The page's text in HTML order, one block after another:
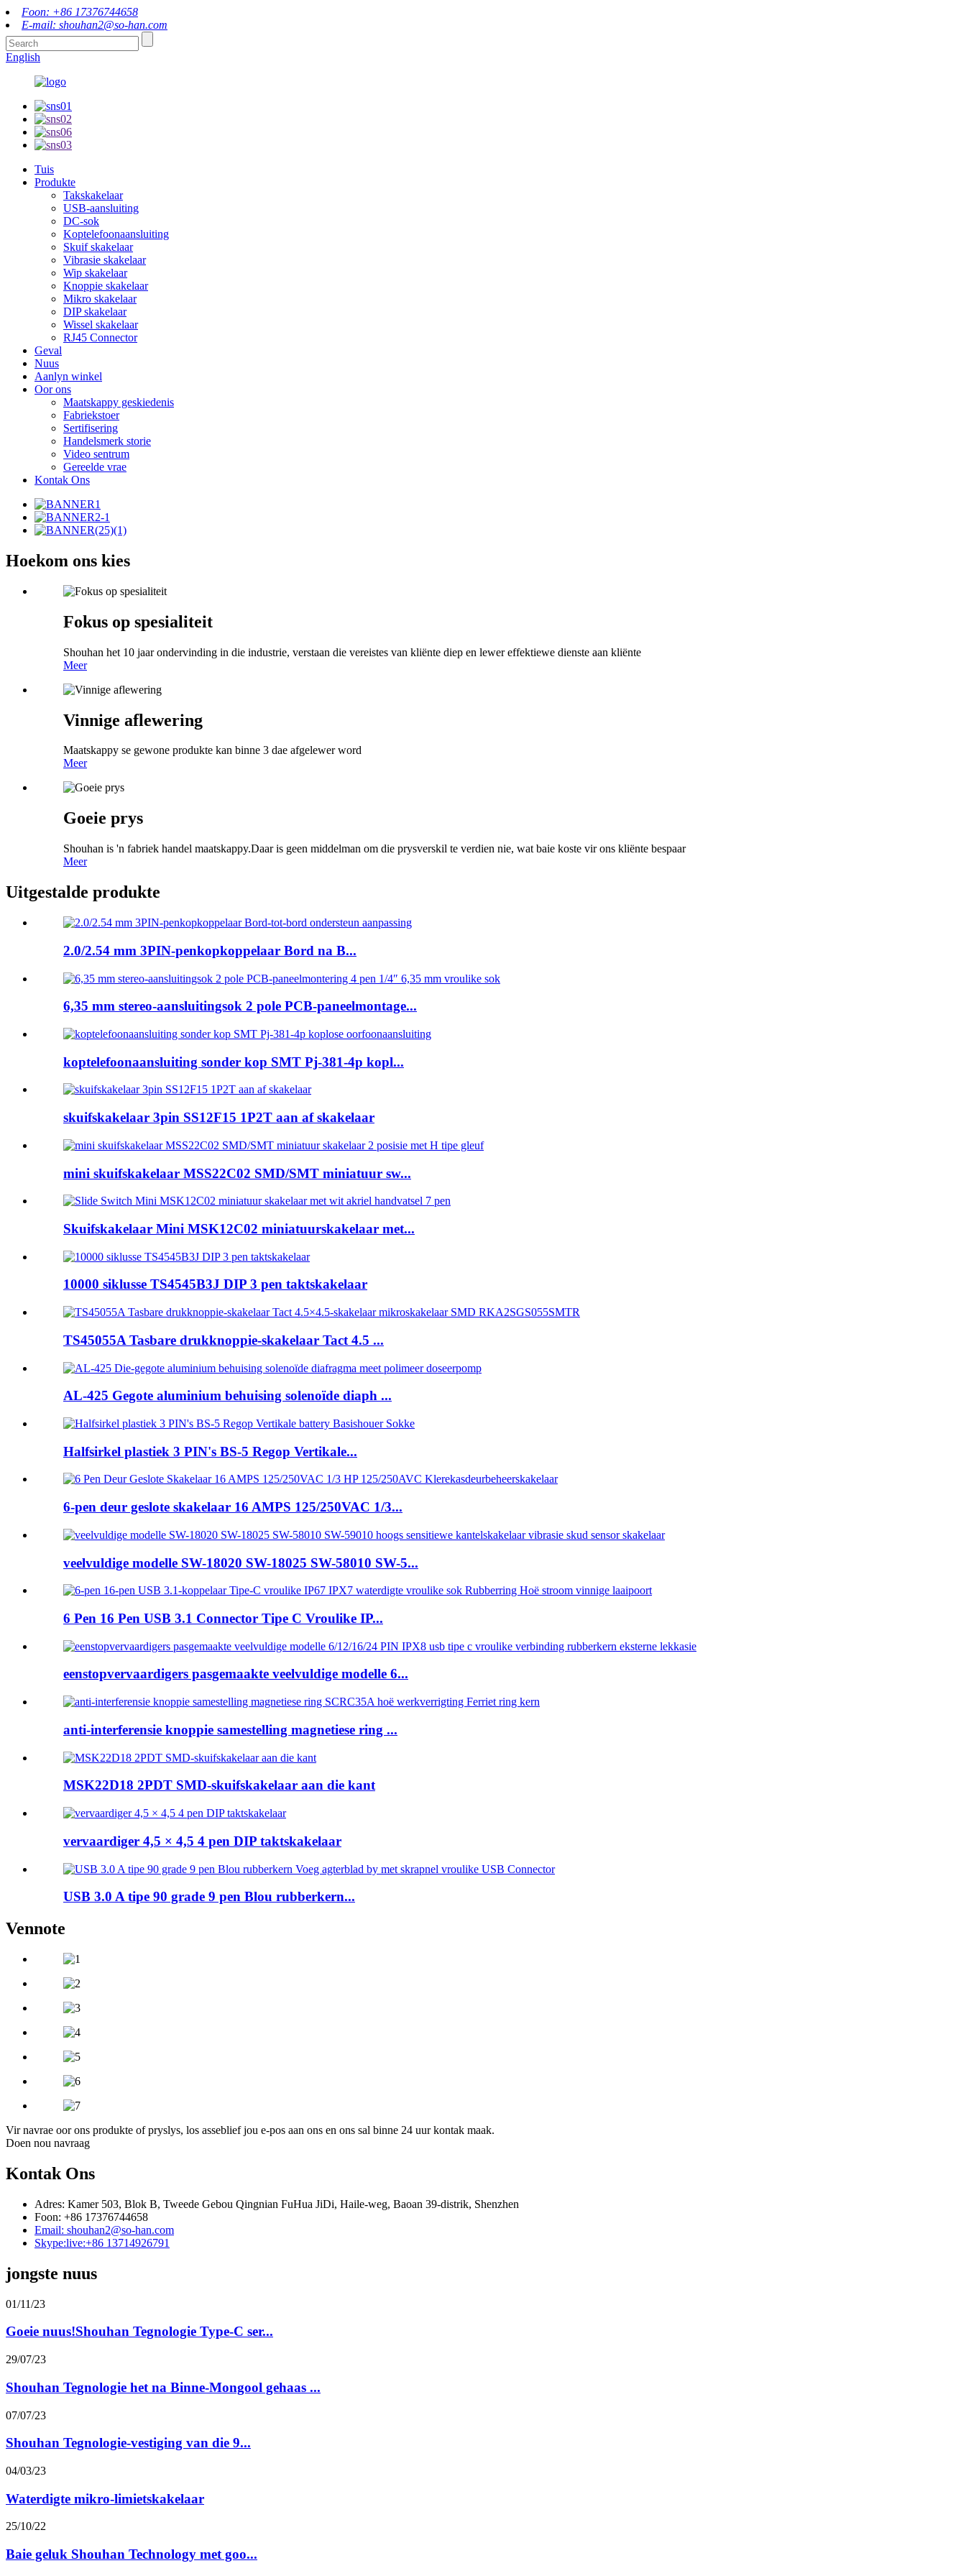
Foon: +86 17376744658
E-mail: shouhan2@so-han.com
English
Tuis
Produkte
Takskakelaar
USB-aansluiting
DC-sok
Koptelefoonaansluiting
Skuif skakelaar
Vibrasie skakelaar
Wip skakelaar
Knoppie skakelaar
Mikro skakelaar
DIP skakelaar
Wissel skakelaar
RJ45 Connector
Geval
Nuus
Aanlyn winkel
Oor ons
Maatskappy geskiedenis
Fabriekstoer
Sertifisering
Handelsmerk storie
Video sentrum
Gereelde vrae
Kontak Ons
Hoekom ons kies
Fokus op spesialiteit
Shouhan het 10 jaar ondervinding in die industrie, verstaan ​​die vereistes van kliënte diep en lewer effektiewe dienste aan kliënte
Meer
Vinnige aflewering
Maatskappy se gewone produkte kan binne 3 dae afgelewer word
Meer
Goeie prys
Shouhan is 'n fabriek handel maatskappy.Daar is geen middelman om die prysverskil te verdien nie, wat baie koste vir ons kliënte bespaar
Meer
Uitgestalde produkte
2.0/2.54 mm 3PIN-penkopkoppelaar Bord na B...
6,35 mm stereo-aansluitingsok 2 pole PCB-paneelmontage...
koptelefoonaansluiting sonder kop SMT Pj-381-4p kopl...
skuifskakelaar 3pin SS12F15 1P2T aan af skakelaar
mini skuifskakelaar MSS22C02 SMD/SMT miniatuur sw...
Skuifskakelaar Mini MSK12C02 miniatuurskakelaar met...
10000 siklusse TS4545B3J DIP 3 pen taktskakelaar
TS45055A Tasbare drukknoppie-skakelaar Tact 4.5 ...
AL-425 Gegote aluminium behuising solenoïde diaph ...
Halfsirkel plastiek 3 PIN's BS-5 Regop Vertikale...
6-pen deur geslote skakelaar 16 AMPS 125/250VAC 1/3...
veelvuldige modelle SW-18020 SW-18025 SW-58010 SW-5...
6 Pen 16 Pen USB 3.1 Connector Tipe C Vroulike IP...
eenstopvervaardigers pasgemaakte veelvuldige modelle 6...
anti-interferensie knoppie samestelling magnetiese ring ...
MSK22D18 2PDT SMD-skuifskakelaar aan die kant
vervaardiger 4,5 × 4,5 4 pen DIP taktskakelaar
USB 3.0 A tipe 90 grade 9 pen Blou rubberkern...
Vennote
Vir navrae oor ons produkte of pryslys, los asseblief jou e-pos aan ons en ons sal binne 24 uur kontak maak.
Doen nou navraag
Kontak Ons
Adres: Kamer 503, Blok B, Tweede Gebou Qingnian FuHua JiDi, Haile-weg, Baoan 39-distrik, Shenzhen
Foon: +86 17376744658
Email: shouhan2@so-han.com
Skype:live:+86 13714926791
jongste nuus
01/11/23
Goeie nuus!Shouhan Tegnologie Type-C ser...
29/07/23
Shouhan Tegnologie het na Binne-Mongool gehaas ...
07/07/23
Shouhan Tegnologie-vestiging van die 9...
04/03/23
Waterdigte mikro-limietskakelaar
25/10/22
Baie geluk Shouhan Technology met goo...